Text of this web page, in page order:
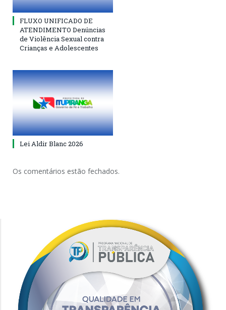
FLUXO UNIFICADO DE
ATENDIMENTO Denúncias
de Violência Sexual contra
Crianças e Adolescentes
Lei Aldir Blanc 2026
Os comentários estão fechados.